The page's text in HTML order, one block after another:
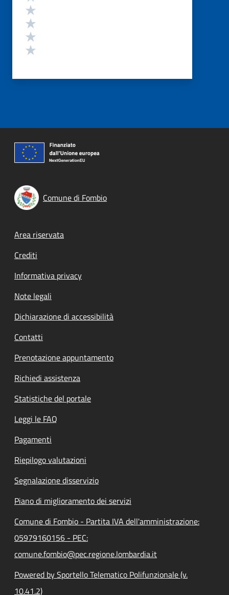
Comune di Fombio
Footer menu
Area riservata
Crediti
Informativa privacy
Note legali
Dichiarazione di accessibilità
Contatti
Prenotazione appuntamento
Richiedi assistenza
Statistiche del portale
Leggi le FAQ
Pagamenti
Riepilogo valutazioni
Segnalazione disservizio
Piano di miglioramento dei servizi
Comune di Fombio - Partita IVA dell'amministrazione:
05979160156 - PEC:
comune.fombio@pec.regione.lombardia.it
Powered by Sportello Telematico Polifunzionale (v.
10.41.2)